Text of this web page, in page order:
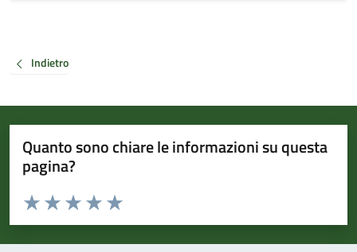
Indietro
Quanto sono chiare le informazioni su questa
pagina?
Valuta da 1 a 5 stelle la pagina
Valuta 5 stelle su 5
Valuta 4 stelle su 5
Valuta 3 stelle su 5
Valuta 2 stelle su 5
Valuta 1 stelle su 5